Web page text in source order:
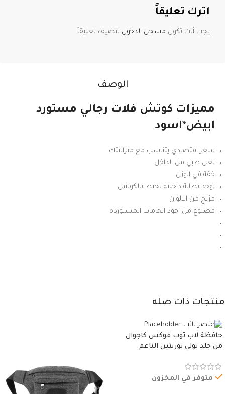
الوصف
مميزات كوتش فلات رجالي مستورد
ابيض*اسود
سعر اقتصادي يتناسب مع ميزانيتك
نعل طبي من الداخل
خفة في الوزن
يوجد بطانة داخلية تحيط بالكوتش
مزيج من الالوان
مصنوع من اجود الخامات المستوردة
اترك تعليقاً
يجب أنت تكون مسجل الدخول لتضيف تعليقاً.
منتجات ذات صله
حافظة لاب توب فوكس كاجوال
من جلد بولي يوريثين الناعم
وسوستة.
متوفر في المخزون